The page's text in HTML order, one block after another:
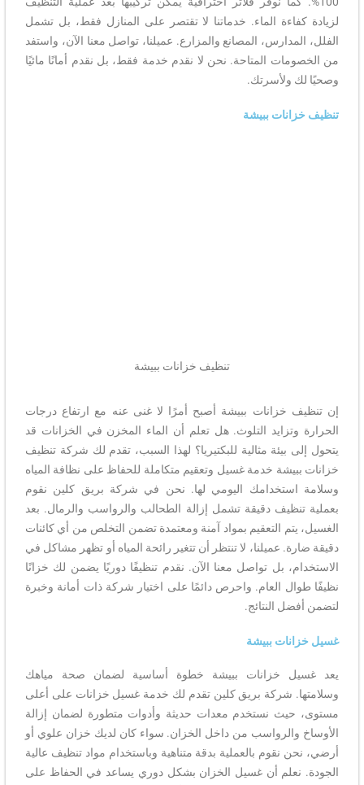
لزيادة كفاءة الماء. خدماتنا لا تقتصر على المنازل فقط، بل تشمل
الفلل، المدارس، المصانع والمزارع. عميلنا، تواصل معنا الآن، واستفد
من الخصومات المتاحة. نحن لا نقدم خدمة فقط، بل نقدم أمانًا مائيًا
وصحيًا لك ولأسرتك.
تنظيف خزانات ببيشة
تنظيف خزانات ببيشة
إن تنظيف خزانات ببيشة أصبح أمرًا لا غنى عنه مع ارتفاع درجات
الحرارة وتزايد التلوث. هل تعلم أن الماء المخزن في الخزانات قد
يتحول إلى بيئة مثالية للبكتيريا؟ لهذا السبب، تقدم لك شركة تنظيف
خزانات ببيشة خدمة غسيل وتعقيم متكاملة للحفاظ على نظافة المياه
وسلامة استخدامك اليومي لها. نحن في شركة بريق كلين نقوم
بعملية تنظيف دقيقة تشمل إزالة الطحالب والرواسب والرمال. بعد
الغسيل، يتم التعقيم بمواد آمنة ومعتمدة تضمن التخلص من أي كائنات
دقيقة ضارة. عميلنا، لا تنتظر أن تتغير رائحة المياه أو تظهر مشاكل في
الاستخدام، بل تواصل معنا الآن. نقدم تنظيفًا دوريًا يضمن لك خزانًا
نظيفًا طوال العام. واحرص دائمًا على اختيار شركة ذات أمانة وخبرة
لتضمن أفضل النتائج.
غسيل خزانات ببيشة
يعد غسيل خزانات ببيشة خطوة أساسية لضمان صحة مياهك
وسلامتها. شركة بريق كلين تقدم لك خدمة غسيل خزانات على أعلى
مستوى، حيث نستخدم معدات حديثة وأدوات متطورة لضمان إزالة
الأوساخ والرواسب من داخل الخزان. سواء كان لديك خزان علوي أو
أرضي، نحن نقوم بالعملية بدقة متناهية وباستخدام مواد تنظيف عالية
الجودة. نعلم أن غسيل الخزان بشكل دوري يساعد في الحفاظ على